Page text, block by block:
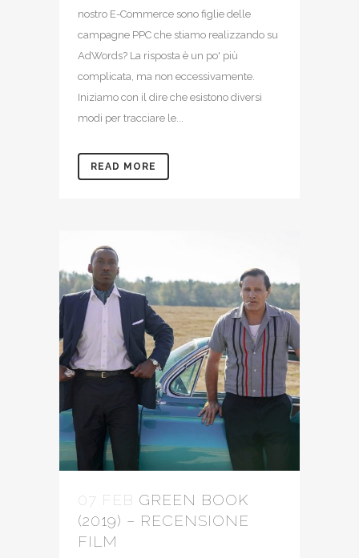
nostro E-Commerce sono figlie delle
campagne PPC che stiamo realizzando su
AdWords? La risposta è un po' più
complicata, ma non eccessivamente.
Iniziamo con il dire che esistono diversi
modi per tracciare le...
READ MORE
07 FEB GREEN BOOK
(2019) – RECENSIONE
FILM